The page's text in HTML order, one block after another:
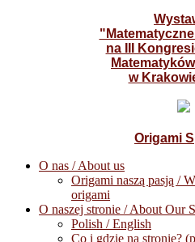
na III
w
Origami
O nas / About us
Origami naszą pasją /
origami
O naszej stronie / About Our
Polish / English
Co i gdzie na stronie?